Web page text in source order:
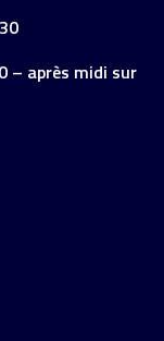
– après midi sur